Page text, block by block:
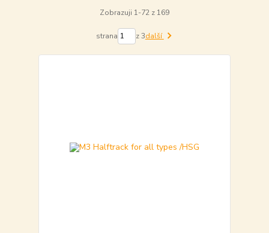
Zobrazuji 1-72 z 169
strana z 3další